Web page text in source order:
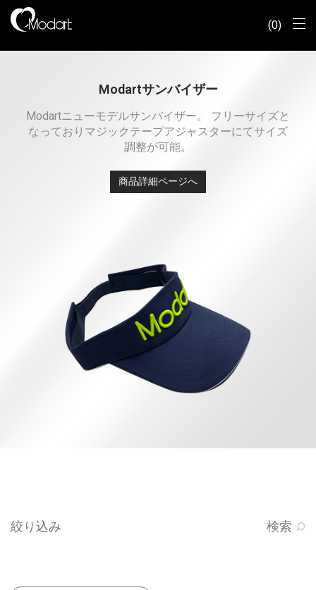
0
Modartサンバイザー
Modartニューモデルサンバイザー。 フリーサイズと
なっておりマジックテープアジャスターにてサイズ
調整が可能。
商品詳細ページへ
絞り込み 検索